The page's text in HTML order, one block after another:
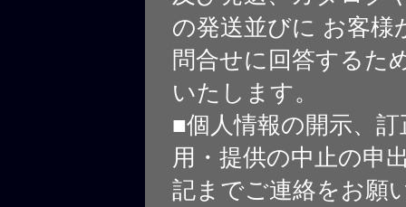
の発送並びに お客様
問合せに回答するた
いたします。
■個人情報の開示、
用・提供の中止の申
記までご連絡をお願